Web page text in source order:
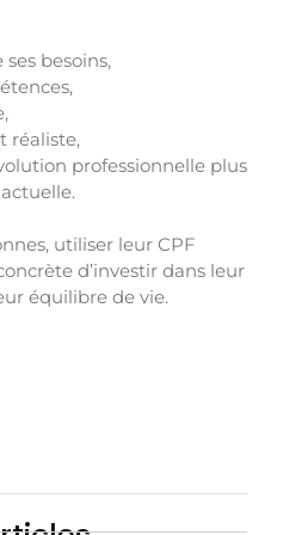
besoins,
réaliste,
professionnelle plus
utiliser leur CPF
d’investir dans leur
équilibre de vie.